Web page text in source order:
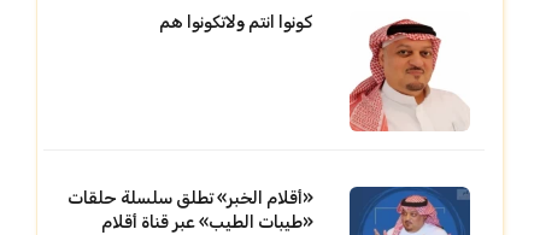
كونوا انتم ولاتكونوا هم
«أقلام الخبر» تطلق سلسلة حلقات
«طيبات الطيب» عبر قناة أقلام